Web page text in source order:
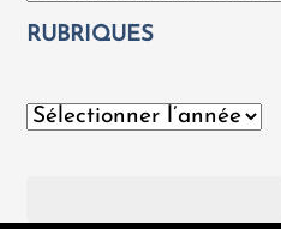
RUBRIQUES
Archives